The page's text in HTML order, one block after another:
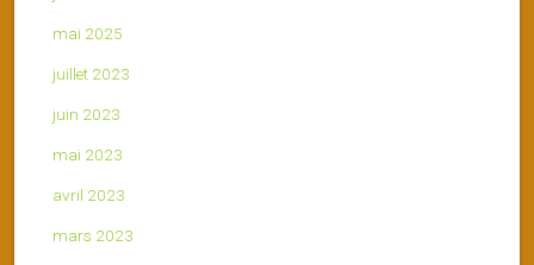
mai 2025
juillet 2023
juin 2023
mai 2023
avril 2023
mars 2023